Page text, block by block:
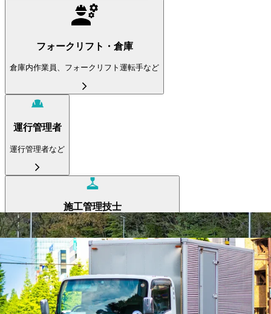
フォークリフト・倉庫
倉庫内作業員、フォークリフト運転手など
運行管理者
運行管理者など
施工管理技士
土木施工管理技士、電気工事施工管理技士など
電気主任技術者
電気主任技術者など